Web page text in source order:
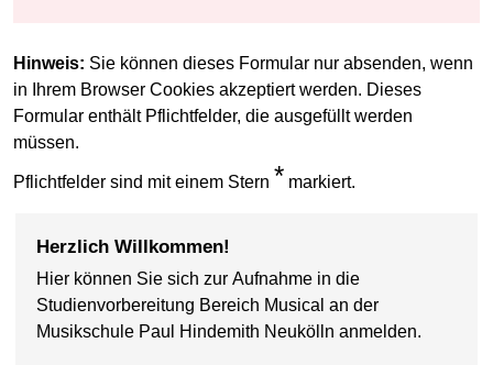
Hinweis: Sie können dieses Formular nur absenden, wenn
in Ihrem Browser Cookies akzeptiert werden. Dieses
Formular enthält Pflichtfelder, die ausgefüllt werden
müssen.
Pflichtfelder sind mit einem Stern * markiert.
Herzlich Willkommen!
Hier können Sie sich zur Aufnahme in die
Studienvorbereitung Bereich Musical an der
Musikschule Paul Hindemith Neukölln anmelden.